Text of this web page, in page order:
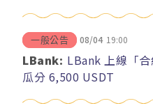
一般公告 08/04 19:00
LBank: LBank 上線「
瓜分 6,500 USDT